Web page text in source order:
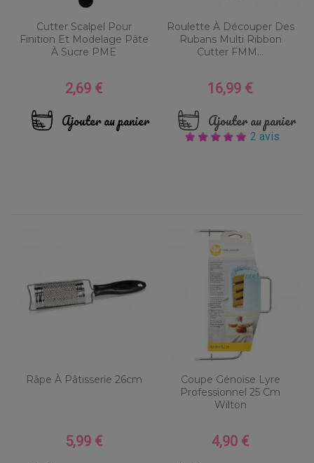
Cutter Scalpel Pour
Finition Et Modelage Pâte
À Sucre PME
Prix
2,69 €
Ajouter au panier
Roulette À Découper Des
Rubans Multi Ribbon
Cutter FMM...
Prix
16,99 €
Ajouter au panier
2 avis
Râpe À Pâtisserie 26cm
Prix
5,99 €
Coupe Génoise Lyre
Professionnel 25 Cm
Wilton
Prix
4,90 €